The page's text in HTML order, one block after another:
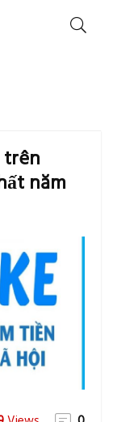
trên
năm